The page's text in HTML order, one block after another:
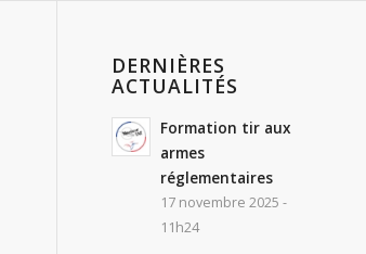
DERNIÈRES
ACTUALITÉS
Formation tir aux
armes
réglementaires
17 novembre 2025 -
11h24